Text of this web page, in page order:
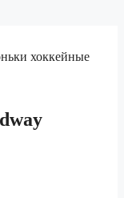
хоккейные